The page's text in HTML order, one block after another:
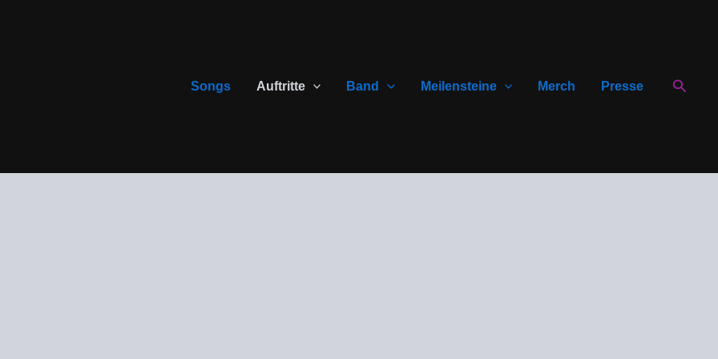
Songs Auftritte Band Meilensteine Merch Presse